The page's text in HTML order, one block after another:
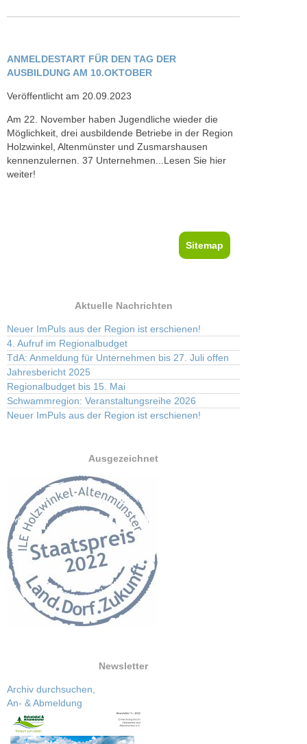
ANMELDESTART FÜR DEN TAG DER
AUSBILDUNG AM 10.OKTOBER
Veröffentlicht am 20.09.2023
Am 22. November haben Jugendliche wieder die
Möglichkeit, drei ausbildende Betriebe in der Region
Holzwinkel, Altenmünster und Zusmarshausen
kennenzulernen. 37 Unternehmen...Lesen Sie hier
weiter!
Sitemap
Aktuelle Nachrichten
Neuer ImPuls aus der Region ist erschienen!
4. Aufruf im Regionalbudget
TdA: Anmeldung für Unternehmen bis 27. Juli offen
Jahresbericht 2025
Regionalbudget bis 15. Mai
Schwammregion: Veranstaltungsreihe 2026
Neuer ImPuls aus der Region ist erschienen!
Ausgezeichnet
Newsletter
Archiv durchsuchen,
An- & Abmeldung